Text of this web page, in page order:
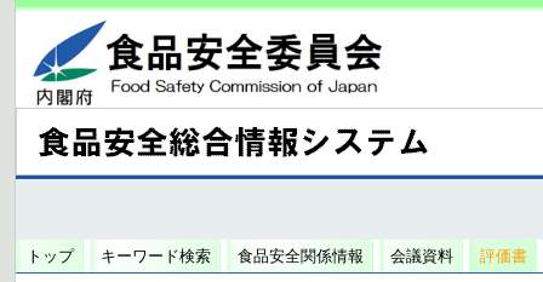
トップ キーワード検索 食品安全関係情報 会議資料 評価書